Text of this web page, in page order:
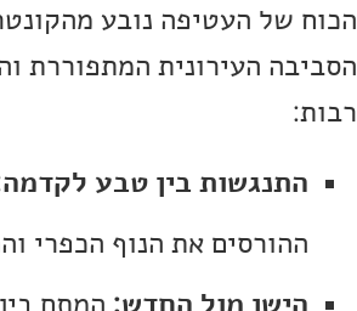
הכוח של העטיפה נובע
הסביבה העירונית המתפוררת
רבות:
התנגשות בין טבע
ההורסים את הנוף הכפרי
הישן מול החדש: המתח